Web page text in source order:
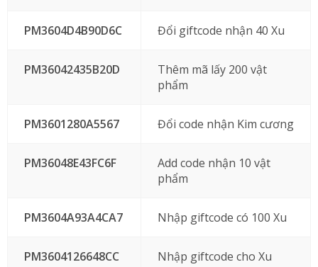
PM3604D4B90D6C Đổi giftcode nhận 40 Xu
PM36042435B20D
Thêm mã lấy 200 vật
phẩm
PM3601280A5567 Đổi code nhận Kim cương
PM36048E43FC6F
Add code nhận 10 vật
phẩm
PM3604A93A4CA7 Nhập giftcode có 100 Xu
PM3604126648CC Nhập giftcode cho Xu